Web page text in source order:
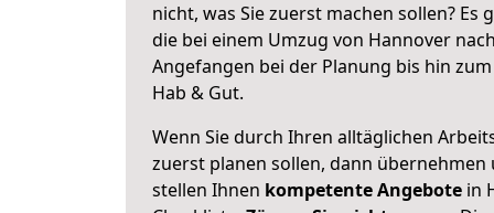
nicht, was Sie zuerst machen sollen?
die bei einem Umzug von Hannover
Angefangen bei der Planung bis hin
Hab & Gut.
Wenn Sie durch Ihren alltäglichen
zuerst planen sollen, dann
stellen Ihnen kompetente Angebote in